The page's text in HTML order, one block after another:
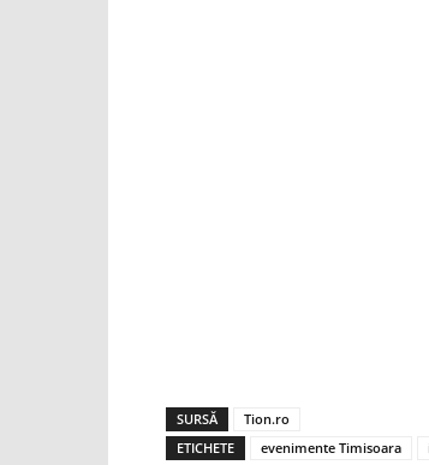
SURSĂ
Tion.ro
ETICHETE
evenimente Timisoara